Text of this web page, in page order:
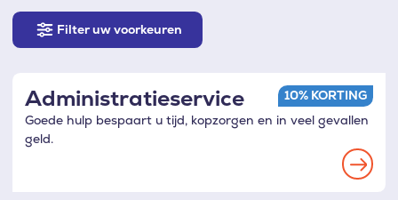
Filter
uw
Filter uw voorkeuren
Administratieservice
Goede hulp bespaart u tijd, kopzorgen en in veel gevallen
geld.
Read
10% KORTING